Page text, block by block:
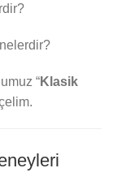
“Klasik